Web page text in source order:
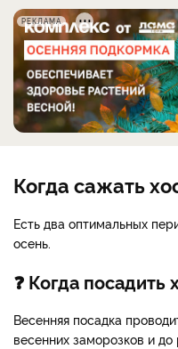
РЕКЛАМА
Когда сажать
Есть два оптимальных
осень.
❓ Когда посадить
Весенняя посадка
весенних заморозков и